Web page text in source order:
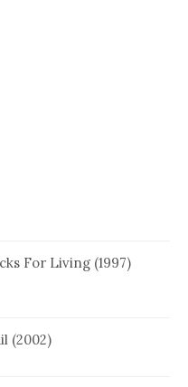
For Living (1997)
(2002)